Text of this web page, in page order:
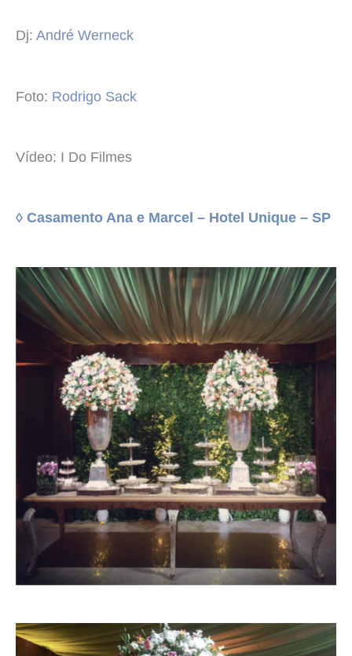
Dj: André Werneck
Foto: Rodrigo Sack
Vídeo: I Do Filmes
◊ Casamento Ana e Marcel – Hotel Unique – SP